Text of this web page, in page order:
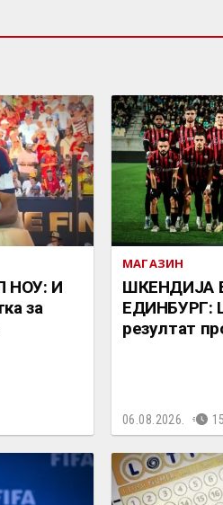
НОУ: И
за
МАГАЗИН
ШКЕНДИЈА
ЕДИНБУРГ:
резултат
06.08.2026.